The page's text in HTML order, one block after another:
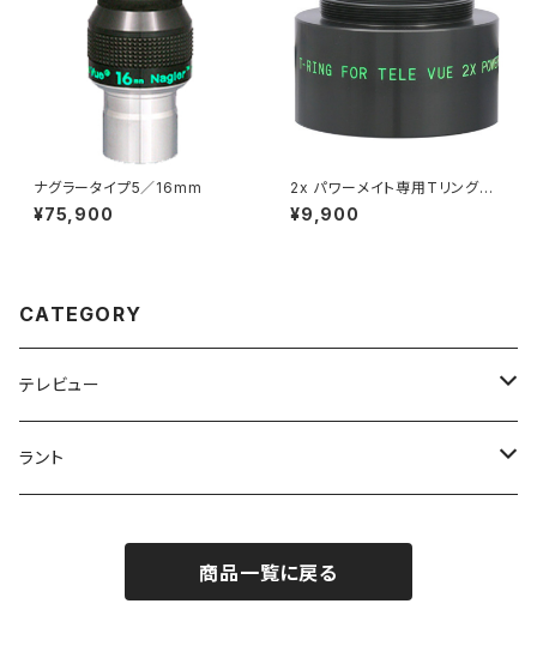
ナグラータイプ5／16mm
¥75,900
2x パワーメイト専用Tリングア
ダプター
¥9,900
CATEGORY
テレビュー
アイピース
ラント
Ｈα太陽望遠鏡
商品一覧に戻る